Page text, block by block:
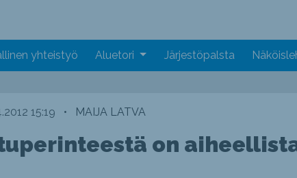
yhteistyö Aluetori Järjestöpalsta
15:19 • MAIJA LATVA
on